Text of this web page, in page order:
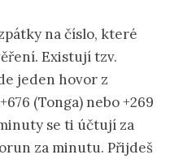
na číslo, které
Existují tzv.
jeden hovor z
(Tonga) nebo +269
se ti účtují za
za minutu. Přijdeš